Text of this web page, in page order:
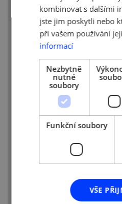
potvrdit svou vizi. S
nejzkušenějších
zdarma nastartovat
posunout se a rozvíjet
Hledáte nový
podnikání?
Posuňte své
úroveň!
15 hodin, které
na podnikání
Nastartujte své
Přední čeští
své zkušenosti
Více informací a
www.dotoho.pro
kombinovat s dalšími
jste jim poskytli nebo
při vašem používání
informací
Nezbytně
nutné
soubory
Funkční soubory
VŠE